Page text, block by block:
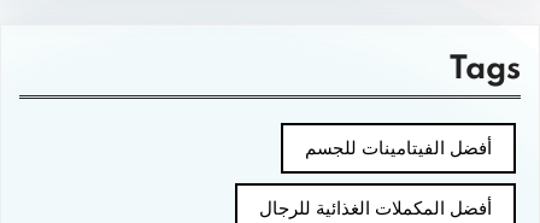
Tags
أفضل الفيتامينات للجسم
أفضل المكملات الغذائية للرجال